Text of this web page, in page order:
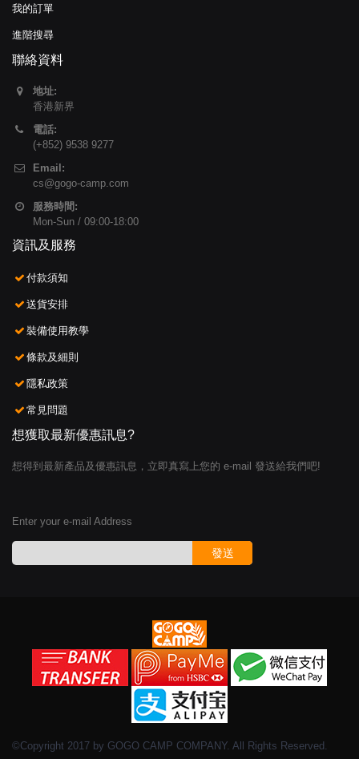
我的訂單
進階搜尋
聯絡資料
地址:
香港新界
電話:
(+852) 9538 9277
Email:
cs@gogo-camp.com
服務時間:
Mon-Sun / 09:00-18:00
資訊及服務
付款須知
送貨安排
裝備使用教學
條款及細則
隱私政策
常見問題
想獲取最新優惠訊息?
想得到最新產品及優惠訊息，立即真寫上您的 e-mail 發送給我們吧!
Enter your e-mail Address
發送
©Copyright 2017 by GOGO CAMP COMPANY. All Rights Reserved.